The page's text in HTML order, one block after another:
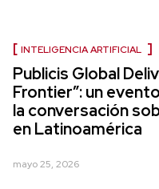
INTELIGENCIA ARTIFICIAL
Publicis Global
Frontier”: un
la conversación
en Latinoamérica
mayo 25, 2026